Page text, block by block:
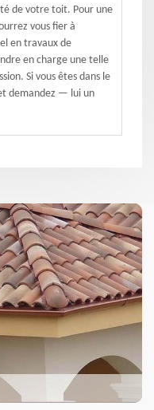
de votre toit. Pour une
vous fier à
en travaux de
en charge une telle
Si vous êtes dans le
demandez — lui un